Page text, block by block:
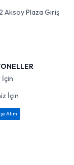
Aksoy Plaza Giriş
İçin
Alım